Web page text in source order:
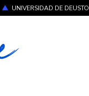
UNIVERSIDAD DE DEUSTO